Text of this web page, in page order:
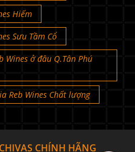
Hiếm
Sưu Tầm Cổ
Wines ở đâu Q.Tân Phú
Reb Wines Chất lượng
CHÍNH HÃNG